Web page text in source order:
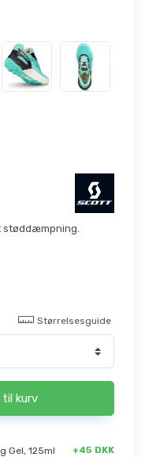
støddæmpning.
Størrelsesguide
kurv
Gel, 125ml +45 DKK